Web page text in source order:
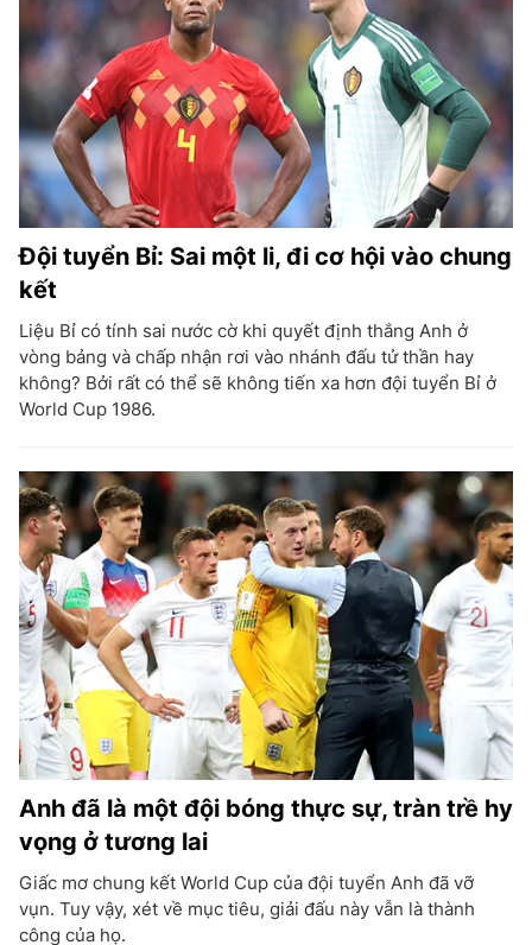
Đội tuyển Bỉ: Sai một li, đi cơ hội vào chung
kết
Liệu Bỉ có tính sai nước cờ khi quyết định thắng Anh ở
vòng bảng và chấp nhận rơi vào nhánh đấu tử thần hay
không? Bởi rất có thể sẽ không tiến xa hơn đội tuyển Bỉ ở
World Cup 1986.
Anh đã là một đội bóng thực sự, tràn trề hy
vọng ở tương lai
Giấc mơ chung kết World Cup của đội tuyển Anh đã vỡ
vụn. Tuy vậy, xét về mục tiêu, giải đấu này vẫn là thành
công của họ.